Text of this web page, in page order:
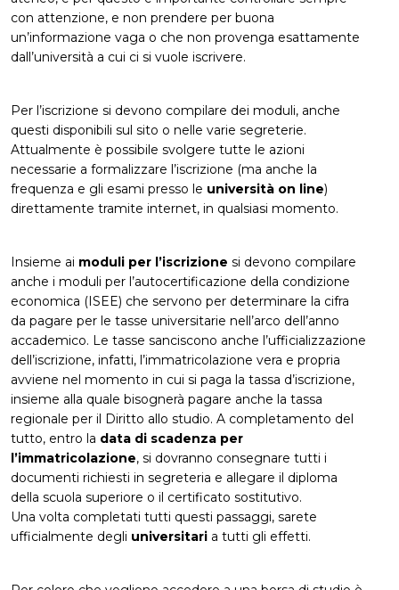
con attenzione, e non prendere per buona
un’informazione vaga o che non provenga esattamente
dall’università a cui ci si vuole iscrivere.
Per l’iscrizione si devono compilare dei moduli, anche
questi disponibili sul sito o nelle varie segreterie.
Attualmente è possibile svolgere tutte le azioni
necessarie a formalizzare l’iscrizione (ma anche la
frequenza e gli esami presso le università on line)
direttamente tramite internet, in qualsiasi momento.
Insieme ai moduli per l’iscrizione si devono compilare
anche i moduli per l’autocertificazione della condizione
economica (ISEE) che servono per determinare la cifra
da pagare per le tasse universitarie nell’arco dell’anno
accademico. Le tasse sanciscono anche l’ufficializzazione
dell’iscrizione, infatti, l’immatricolazione vera e propria
avviene nel momento in cui si paga la tassa d’iscrizione,
insieme alla quale bisognerà pagare anche la tassa
regionale per il Diritto allo studio. A completamento del
tutto, entro la data di scadenza per
l’immatricolazione, si dovranno consegnare tutti i
documenti richiesti in segreteria e allegare il diploma
della scuola superiore o il certificato sostitutivo.
Una volta completati tutti questi passaggi, sarete
ufficialmente degli universitari a tutti gli effetti.